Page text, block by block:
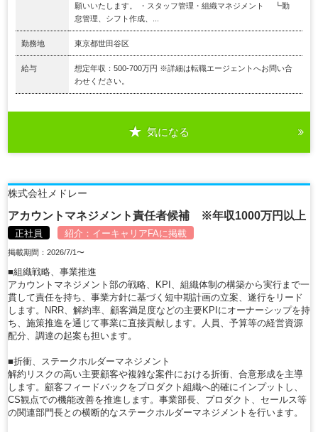
願いいたします。 ・スタッフ管理・組織マネジメント ┗勤
怠管理、シフト作成、...
勤務地 東京都世田谷区
給与
想定年収：500-700万円 ※詳細は転職エージェントへお問い合
わせください。
気になる
株式会社メドレー
アカウントマネジメント責任者候補 ※年収1000万円以上
正社員 紹介： イーキャリアFAに掲載
掲載期間：2026/7/1〜
■組織戦略、事業推進
アカウントマネジメント部の戦略、KPI、組織体制の構築から実行まで一
貫して責任を持ち、事業方針に基づく短中期計画の立案、遂行をリード
します。NRR、解約率、顧客満足度などの主要KPIにオーナーシップを持
ち、施策推進を通じて事業に直接貢献します。人員、予算等の経営資源
配分、調達の起案も担います。
■折衝、ステークホルダーマネジメント
解約リスクの高い主要顧客や複雑な案件における折衝、合意形成を主導
します。顧客フィードバックをプロダクト組織へ的確にインプットし、
CS観点での機能改善を推進します。事業部長、プロダクト、セールス等
の関連部門長との横断的なステークホルダーマネジメントを行います。